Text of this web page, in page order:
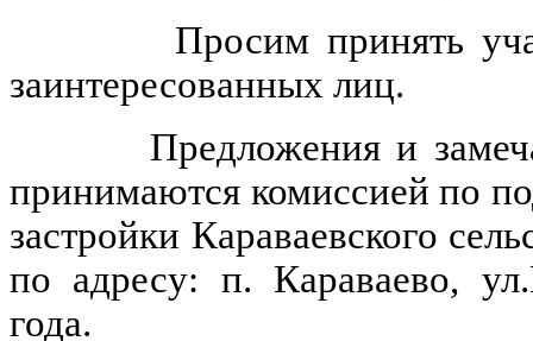
Просим принять
заинтересованных лиц.
Предложения и
принимаются комиссией по
застройки Караваевского
по адресу: п. Караваево,
года.